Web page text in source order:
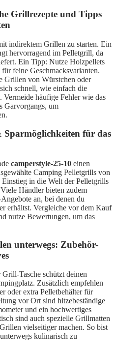
Grillrezepte und Tipps
indirektem Grillen zu starten. Ein
hervorragend im Pelletgrill, da
Ein Tipp: Nutze Holzpellets
feine Geschmacksvarianten.
Grillen von Würstchen oder
schnell, wie einfach die
häufige Fehler wie das
Garvorgangs, um
für das
camperstyle-25-10 einen
Camping Pelletgrills von
in die Welt der Pelletgrills
Händler bieten zudem
an, bei denen du
erhältst. Vergleiche vor dem Kauf
nutze Bewertungen, um das
unterwegs: Zubehör-
Tasche schützt deinen
Zusätzlich empfehlen
oder extra Pelletbehälter für
vor Ort sind hitzebeständige
und ein hochwertiges
sind auch spezielle Grillmatten
vielseitiger machen. So bist
kulinarisch zu